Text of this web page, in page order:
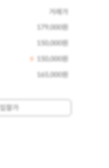
거래가
179,000원
150,000원
150,000원
165,000원
찰가